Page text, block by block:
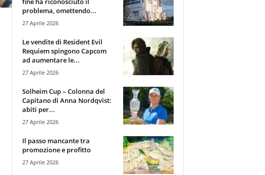
problema, omettendo...
27 Aprile 2026
Le vendite di Resident Evil
Requiem spingono Capcom
ad aumentare le...
27 Aprile 2026
Solheim Cup – Colonna del
Capitano di Anna Nordqvist:
abiti per...
27 Aprile 2026
Il passo mancante tra
promozione e profitto
27 Aprile 2026